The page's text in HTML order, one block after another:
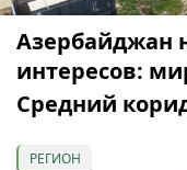
Азербайджан
интересов:
Средний
РЕГИОН